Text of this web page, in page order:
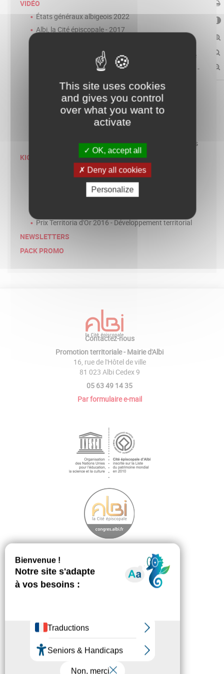
VIDÉO
États généraux albigeois 2022
Albi, la Cité épiscopale - 2017
Présentation du logo "Albi, la Cité épiscopale" Galerie
Film 2011 de présentation d' "Albi, la Cité épiscopale" -
sous titré anglais
Albi, la Cité épiscopale - 2011
L'enseignement et la recherche à Albi
L'économie et l'innovation à Albi
États généraux albigeois 2016 - Bilan et perspectives
KIOSQUE
Cité épiscopale d'Albi - Français Chinois
Cité épiscopale d'Albi - Français Anglais Espagnol
Cité épiscopale d'Albi - Français Italien Allemand
Prix Territoria d'Or 2016 - Développement territorial
NEWSLETTERS
PACK PROMO
Contactez-nous
Promotion territoriale - Mairie d'Albi
16, rue de l'Hôtel de ville
81 023 Albi Cedex 9
05 63 49 14 35
Par formulaire e-mail
menu
La démarche
Téléchargement
This site uses cookies
and gives you control
over what you want to
activate
OK, accept all
Deny all cookies
Personalize